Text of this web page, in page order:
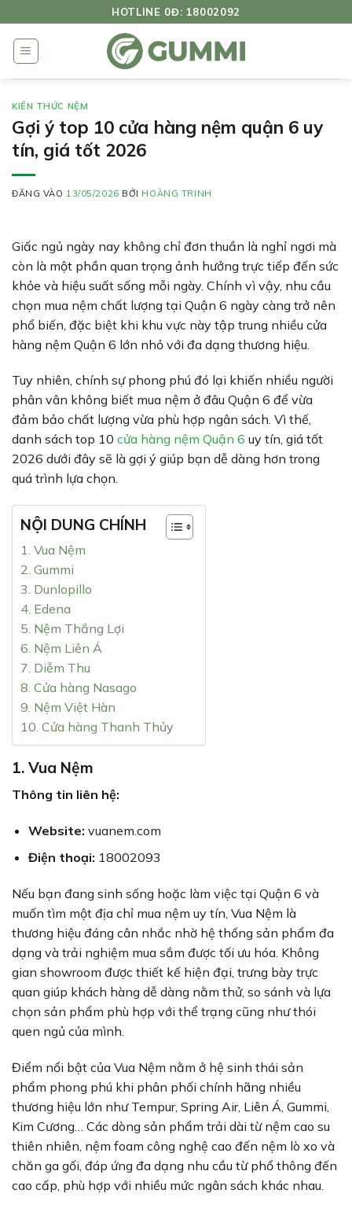
qua
dung
HOTLINE 0Đ: 18002092
KIẾN THỨC NỆM
Gợi ý top 10 cửa hàng nệm quận 6 uy
tín, giá tốt 2026
ĐĂNG VÀO 13/05/2026 BỞI HOÀNG TRINH
Giấc ngủ ngày nay không chỉ đơn thuần là nghỉ ngơi mà
còn là một phần quan trọng ảnh hưởng trực tiếp đến sức
khỏe và hiệu suất sống mỗi ngày. Chính vì vậy, nhu cầu
chọn mua nệm chất lượng tại Quận 6 ngày càng trở nên
phổ biến, đặc biệt khi khu vực này tập trung nhiều cửa
hàng nệm Quận 6 lớn nhỏ với đa dạng thương hiệu.
Tuy nhiên, chính sự phong phú đó lại khiến nhiều người
phân vân không biết mua nệm ở đâu Quận 6 để vừa
đảm bảo chất lượng vừa phù hợp ngân sách. Vì thế,
danh sách top 10 cửa hàng nệm Quận 6 uy tín, giá tốt
2026 dưới đây sẽ là gợi ý giúp bạn dễ dàng hơn trong
quá trình lựa chọn.
NỘI DUNG CHÍNH
1. Vua Nệm
2. Gummi
3. Dunlopillo
4. Edena
5. Nệm Thắng Lợi
6. Nệm Liên Á
7. Diễm Thu
8. Cửa hàng Nasago
9. Nệm Việt Hàn
10. Cửa hàng Thanh Thủy
1. Vua Nệm
Thông tin liên hệ:
Website: vuanem.com
Điện thoại: 18002093
Nếu bạn đang sinh sống hoặc làm việc tại Quận 6 và
muốn tìm một địa chỉ mua nệm uy tín, Vua Nệm là
thương hiệu đáng cân nhắc nhờ hệ thống sản phẩm đa
dạng và trải nghiệm mua sắm được tối ưu hóa. Không
gian showroom được thiết kế hiện đại, trưng bày trực
quan giúp khách hàng dễ dàng nằm thử, so sánh và lựa
chọn sản phẩm phù hợp với thể trạng cũng như thói
quen ngủ của mình.
Điểm nổi bật của Vua Nệm nằm ở hệ sinh thái sản
phẩm phong phú khi phân phối chính hãng nhiều
thương hiệu lớn như Tempur, Spring Air, Liên Á, Gummi,
Kim Cương… Các dòng sản phẩm trải dài từ nệm cao su
thiên nhiên, nệm foam công nghệ cao đến nệm lò xo và
chăn ga gối, đáp ứng đa dạng nhu cầu từ phổ thông đến
cao cấp, phù hợp với nhiều mức ngân sách khác nhau.